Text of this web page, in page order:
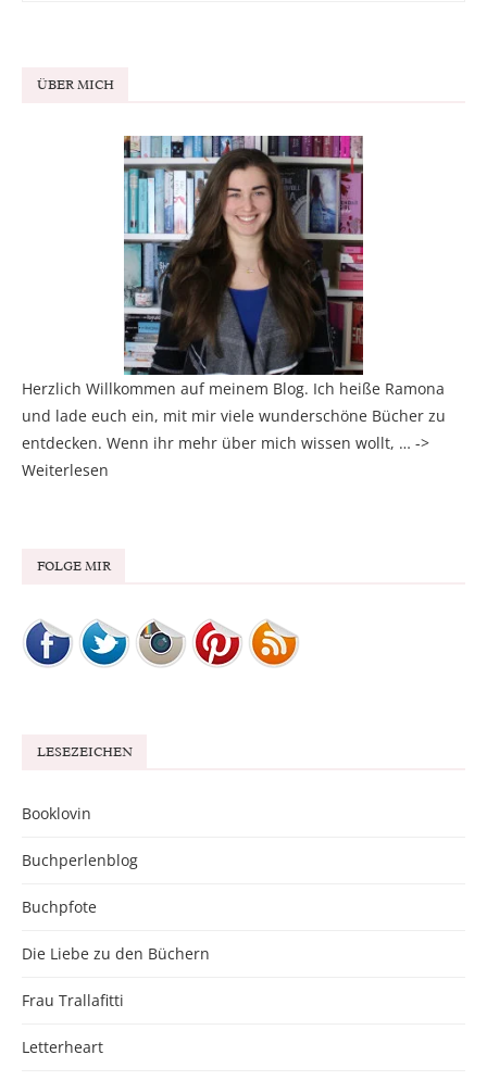
ÜBER MICH
Herzlich Willkommen auf meinem Blog. Ich heiße Ramona
und lade euch ein, mit mir viele wunderschöne Bücher zu
entdecken. Wenn ihr mehr über mich wissen wollt, … ->
Weiterlesen
FOLGE MIR
LESEZEICHEN
Booklovin
Buchperlenblog
Buchpfote
Die Liebe zu den Büchern
Frau Trallafitti
Letterheart